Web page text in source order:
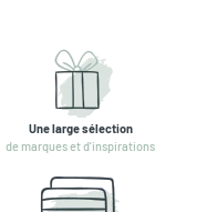
Une large sélection
de marques et d'inspirations